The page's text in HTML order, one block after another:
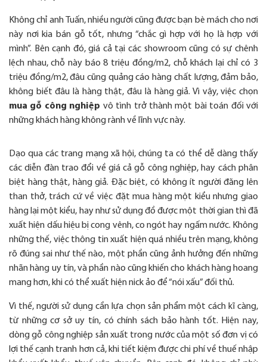
Không chỉ anh Tuấn, nhiều người cũng được bạn bè mách cho nơi
này nơi kia bán gỗ tốt, nhưng “chắc gì hợp với họ là hợp với
mình”. Bên cạnh đó, giá cả tại các showroom cũng có sự chênh
lệch nhau, chỗ này báo 8 triệu đồng/m2, chỗ khách lại chỉ có 3
triệu đồng/m2, đâu cũng quảng cáo hàng chất lượng, đảm bảo,
không biết đâu là hàng thật, đâu là hàng giả. Vì vậy, việc chọn
mua gỗ công nghiệp vô tình trở thành một bài toán đối với
những khách hàng không rành về lĩnh vực này.
Dạo qua các trang mạng xã hội, chúng ta có thể dễ dàng thấy
các diễn đàn trao đổi về giá cả gỗ công nghiệp, hay cách phân
biệt hàng thật, hàng giả. Đặc biệt, có không ít người đăng lên
than thở, trách cứ về việc đặt mua hàng một kiểu nhưng giao
hàng lại một kiểu, hay như sử dụng đồ được một thời gian thì đã
xuất hiện dấu hiệu bị cong vênh, co ngót hay ngấm nước. Không
những thế, việc thông tin xuất hiện quá nhiều trên mạng, không
rõ đúng sai như thế nào, một phần cũng ảnh hưởng đến những
nhãn hàng uy tín, và phần nào cũng khiến cho khách hàng hoang
mang hơn, khi có thể xuất hiện nick ảo để “nói xấu” đối thủ.
Vì thế, người sử dụng cần lựa chọn sản phẩm một cách kĩ càng,
từ những cơ sở uy tín, có chính sách bảo hành tốt. Hiện nay,
dòng gỗ công nghiệp sản xuất trong nước của một số đơn vị có
lợi thế cạnh tranh hơn cả, khi tiết kiệm được chi phí về thuế nhập